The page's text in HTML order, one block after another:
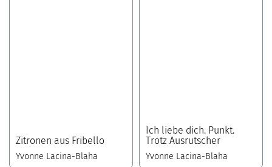
Zitronen aus Fribello
Yvonne Lacina-Blaha
Ich liebe dich. Punkt.
Trotz Ausrutscher
Yvonne Lacina-Blaha